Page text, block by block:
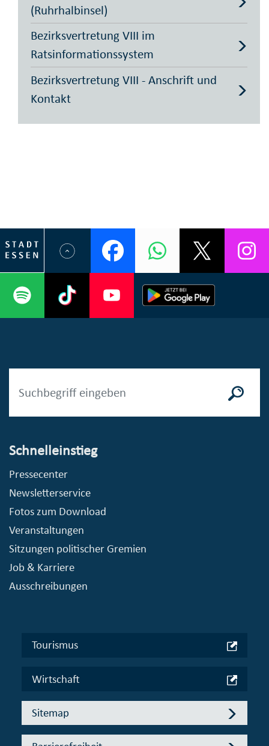
(Ruhrhalbinsel)
Bezirksvertretung VIII im
Ratsinformationssystem
Bezirksvertretung VIII - Anschrift und
Kontakt
Schnelleinstieg
Pressecenter
Newsletterservice
Fotos zum Download
Veranstaltungen
Sitzungen politischer Gremien
Job & Karriere
Ausschreibungen
Tourismus
Wirtschaft
Sitemap